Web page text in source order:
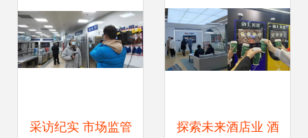
引领职业教育新风
尚
采访纪实 市场监管 探索未来酒店业 酒